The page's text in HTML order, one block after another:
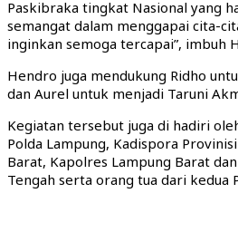
Paskibraka tingkat Nasional yang
semangat dalam menggapai cita-
inginkan semoga tercapai”, imbuh
Hendro juga mendukung Ridho
dan Aurel untuk menjadi Taruni
Kegiatan tersebut juga di hadiri
Polda Lampung, Kadispora
Barat, Kapolres Lampung Barat
Tengah serta orang tua dari kedua